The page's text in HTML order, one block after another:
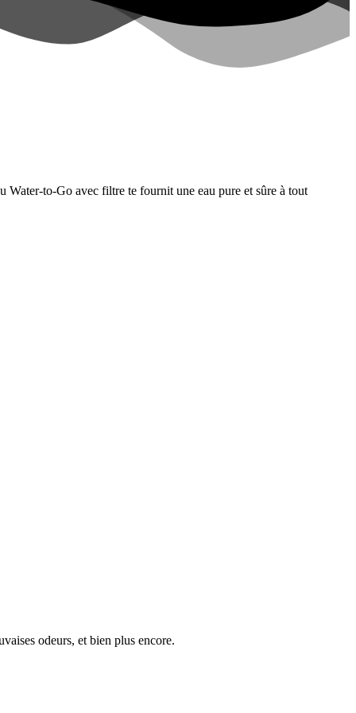
Water-to-Go avec filtre te fournit une eau pure et sûre à tout
odeurs, et bien plus encore.